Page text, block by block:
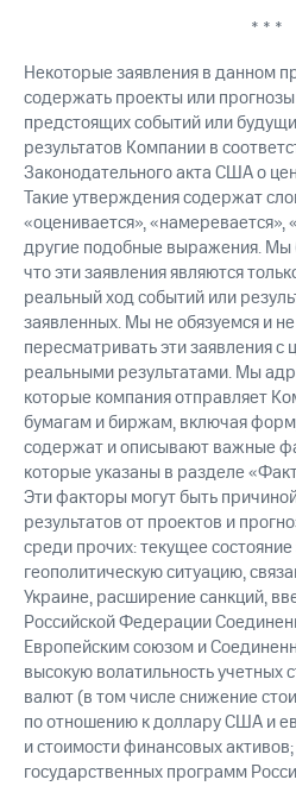
* * *
Некоторые заявления в данном
содержать проекты или
предстоящих событий или
результатов Компании в
Законодательного акта США о
Такие утверждения содержат
«оценивается», «намеревается»,
другие подобные выражения. Мы
что эти заявления являются
реальный ход событий или
заявленных. Мы не обязуемся и
пересматривать эти заявления с
реальными результатами. Мы
которые компания отправляет
бумагам и биржам, включая
содержат и описывают важные
которые указаны в разделе
Эти факторы могут быть
результатов от проектов и
среди прочих: текущее
геополитическую ситуацию,
Украине, расширение санкций,
Российской Федерации
Европейским союзом и
высокую волатильность учетных
валют (в том числе снижение
по отношению к доллару США и
и стоимости финансовых
государственных программ